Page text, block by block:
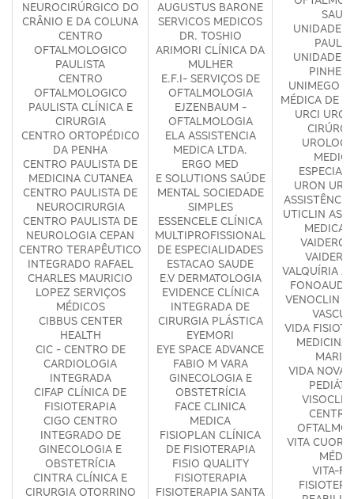
NEUROCIRÚRGICO DO
CRÂNIO E DA COLUNA
CENTRO
OFTALMOLOGICO
PAULISTA
CENTRO
OFTALMOLOGICO
PAULISTA CLÍNICA E
CIRURGIA
CENTRO ORTOPÉDICO
DA PENHA
CENTRO PAULISTA DE
MEDICINA CUTANEA
CENTRO PAULISTA DE
NEUROCIRURGIA
CENTRO PAULISTA DE
NEUROLOGIA CEPAN
CENTRO TERAPÊUTICO
INTEGRADO RAFAEL
CHARLES MAURICIO
LOPEZ SERVIÇOS
MÉDICOS
CIBBUS CENTER
HEALTH
CIC - CENTRO DE
CARDIOLOGIA
INTEGRADA
CIFAP CLÍNICA DE
FISIOTERAPIA
CIGO CENTRO
INTEGRADO DE
GINECOLOGIA E
OBSTETRÍCIA
CINTRA CLÍNICA E
CIRURGIA OTORRINO
AUGUSTUS BARONE
SERVICOS MEDICOS
DR. TOSHIO
ARIMORI CLÍNICA DA
MULHER
E.F.I- SERVIÇOS DE
OFTALMOLOGIA
EJZENBAUM -
OFTALMOLOGIA
ELA ASSISTENCIA
MEDICA LTDA.
ERGO MED
E SOLUTIONS SAÚDE
MENTAL SOCIEDADE
SIMPLES
ESSENCELE CLÍNICA
MULTIPROFISSIONAL
DE ESPECIALIDADES
ESTACAO SAUDE
E.V DERMATOLOGIA
EVIDENCE CLÍNICA
INTEGRADA DE
CIRURGIA PLÁSTICA
EYEMORI
EYE SPACE ADVANCE
FABIO M VARA
GINECOLOGIA E
OBSTETRÍCIA
FACE CLINICA
MEDICA
FISIOPLAN CLÍNICA
DE FISIOTERAPIA
FISIO QUALITY
FISIOTERAPIA
FISIOTERAPIA SANTA
UNIDADE
UNIDADE
UNIMEGO
MÉDICA DE
URCI
URON
UTICLIN
MEDICA
VALQUÍRIA A
VENOCLIN
VIDA
MEDICINA
VIDA NOVA
VITA CUORI
VITA-